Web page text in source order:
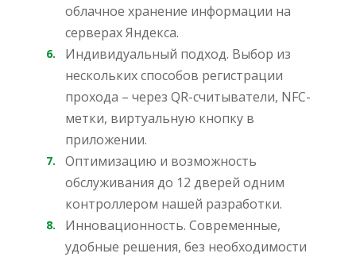
облачное хранение информации на
серверах Яндекса.
Индивидуальный подход. Выбор из
нескольких способов регистрации
прохода – через QR-считыватели, NFC-
метки, виртуальную кнопку в
приложении.
Оптимизацию и возможность
обслуживания до 12 дверей одним
контроллером нашей разработки.
Инновационность. Современные,
удобные решения, без необходимости